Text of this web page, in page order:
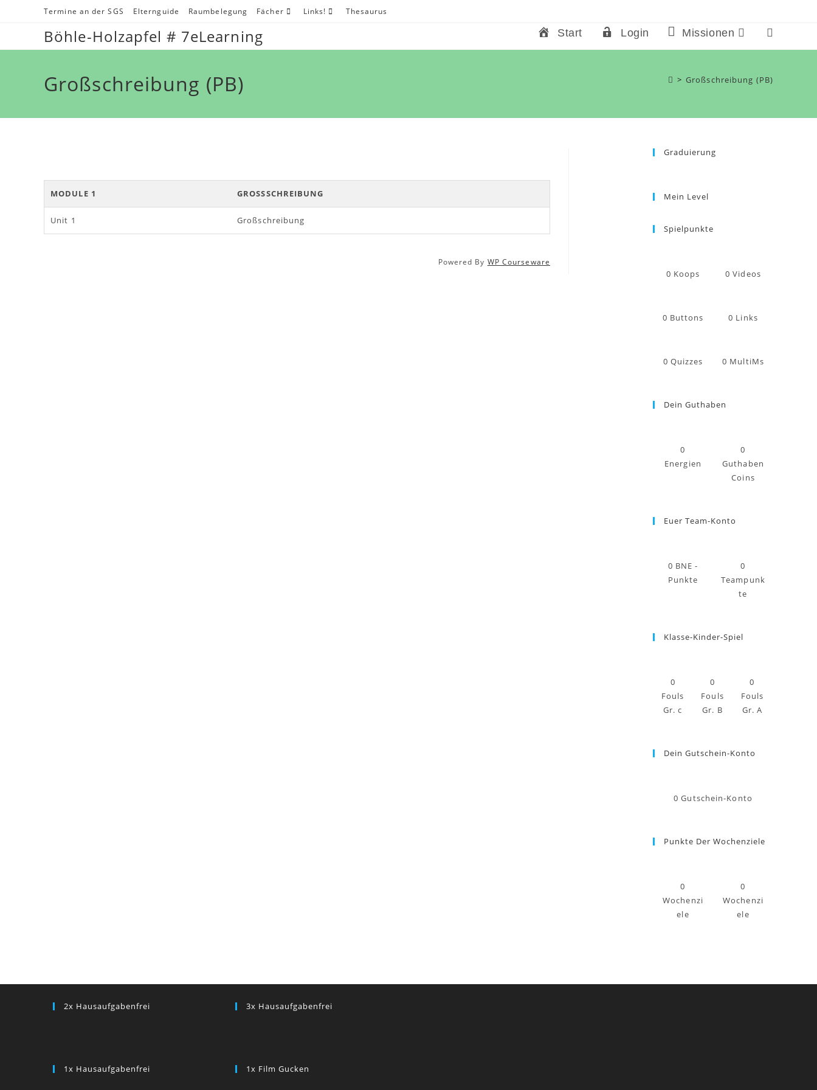
Termine an der SGS Elternguide Raumbelegung Fächer Links! Thesaurus
Böhle-Holzapfel # 7eLearning Start Login Missionen
Suche
Großschreibung (PB) > Großschreibung (PB)
MODULE 1 GROSSSCHREIBUNG
Unit 1 Großschreibung
Powered By WP Courseware
Graduierung
Mein Level
Spielpunkte
0 Koops 0 Videos
0 Buttons 0 Links
0 Quizzes 0 MultiMs
Dein Guthaben
0
Energien
0
Guthaben
Coins
Euer Team-Konto
0 BNE -
Punkte
0
Teampunk
te
Klasse-Kinder-Spiel
0
Fouls
Gr. c
0
Fouls
Gr. B
0
Fouls
Gr. A
Dein Gutschein-Konto
0 Gutschein-Konto
Punkte Der Wochenziele
0
Wochenzi
ele
0
Wochenzi
ele
2x Hausaufgabenfrei
1x Hausaufgabenfrei
3x Hausaufgabenfrei
1x Film Gucken